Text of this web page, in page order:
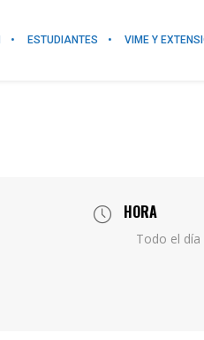
ESTUDIANTES VIME Y
HORA
Todo el día